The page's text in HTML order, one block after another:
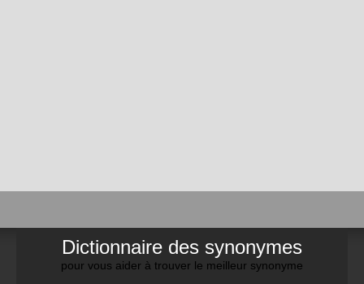
Dictionnaire des synonymes
pour vous aider à trouver le meilleur synonyme